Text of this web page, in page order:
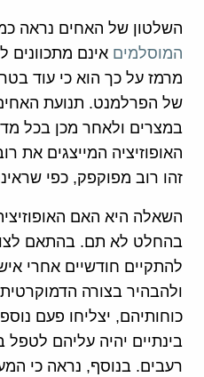
השלטון של האחים נראה
המוסלמים אינם
של הפרלמנט. תנועת האחים
במצרים ולאחר מכן בכל
האופוזיציה המייצגים את
זהו רוב מפוקפק, כפי
השאלה היא האם
בהחלט לא תם. בהתאם לצו
להתקיים חודשיים אחרי
ולהבהיר בצורה
כוחותיהם, יצליחו פעם
בינתיים יהיה עליהם
רעבים. בנוסף, נראה כי